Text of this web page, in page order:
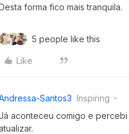
forma fico mais tranquila.
5 people like this
Like
Santos3 Inspiring
aconteceu comigo e